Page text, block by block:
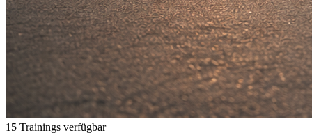
15 Trainings verfügbar